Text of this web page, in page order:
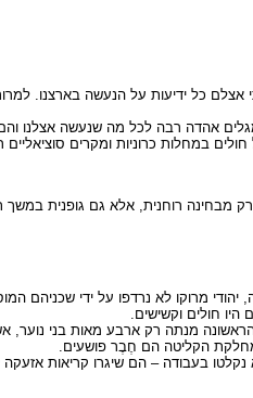
אצלם כל ידיעות על הנעשה בארצנו.
אהדה רבה לכל מה שנעשה אצלנו והם
במחלות כרוניות ומקרים סוציאליים
מבחינה רוחנית, אלא גם גופנית
מרוקו לא נרדפו על ידי שכניהם
חולים וקשישים.
הראשונה מנתה רק ארבע מאות בני
מחלקת הקליטה הם חֶבֶר פושעים.
בעבודה – הם שיגרו קריאות אזעקה